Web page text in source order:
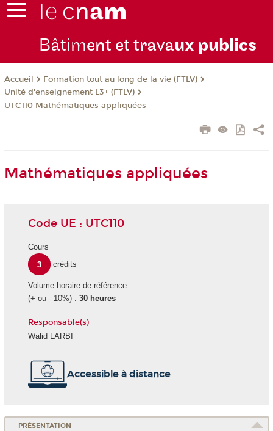
Bâtiment et travaux publics
Accueil
Formation tout au long de la vie (FTLV)
Unité d'enseignement L3+ (FTLV)
UTC110 Mathématiques appliquées
Mathématiques appliquées
Code UE : UTC110
Cours
3
crédits
Volume horaire de référence
(+ ou - 10%) : 30 heures
Responsable(s)
Walid LARBI
Accessible à distance
PRÉSENTATION